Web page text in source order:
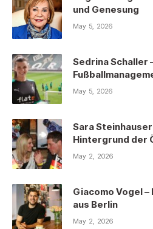
und Genesung
May 5, 2026
Sedrina Schaller
May 5, 2026
Sara
Hintergrund der
May 2, 2026
Giacomo Vogel
aus Berlin
May 2, 2026